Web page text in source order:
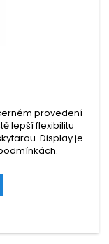
provedení
lepší flexibilitu
Display je